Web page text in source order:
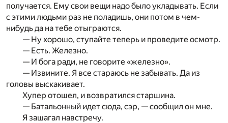
получается. Ему свои вещи надо было укладывать. Если
с этими людьми раз не поладишь, они потом в чем-
нибудь да на тебе отыграются.
— Ну хорошо, ступайте теперь и проведите осмотр.
— Есть. Железно.
— И бога ради, не говорите «железно».
— Извините. Я все стараюсь не забывать. Да из
головы выскакивает.
Хупер отошел, и возвратился старшина.
— Батальонный идет сюда, сэр, — сообщил он мне.
Я зашагал навстречу.